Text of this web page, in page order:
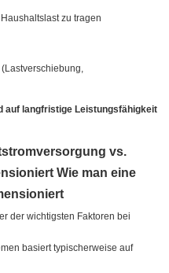
zu tragen
auf langfristige Leistungsfähigkeit
vs.
Wie man eine
der wichtigsten Faktoren bei
basiert typischerweise auf